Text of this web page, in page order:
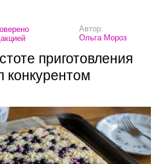
Автор:
Ольга Мороз
приготовления
конкурентом